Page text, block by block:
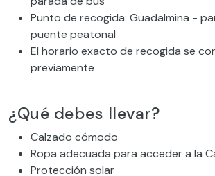
Punto de recogida: Guadalmina -
puente peatonal
El horario exacto de recogida se
previamente
¿Qué debes llevar?
Calzado cómodo
Ropa adecuada para acceder a la
Protección solar